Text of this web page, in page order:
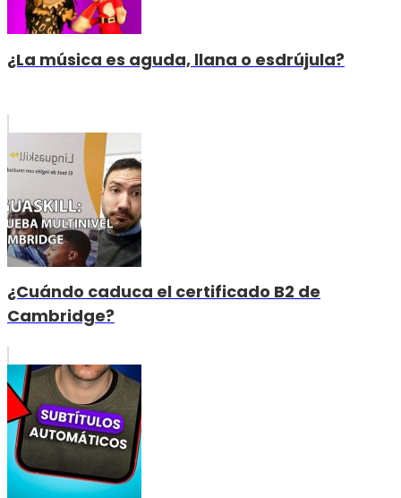
¿La música es aguda, llana o esdrújula?
¿Cuándo caduca el certificado B2 de
Cambridge?